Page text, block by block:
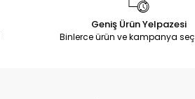
Geniş Ürün Yelpazesi
Binlerce ürün ve kampanya